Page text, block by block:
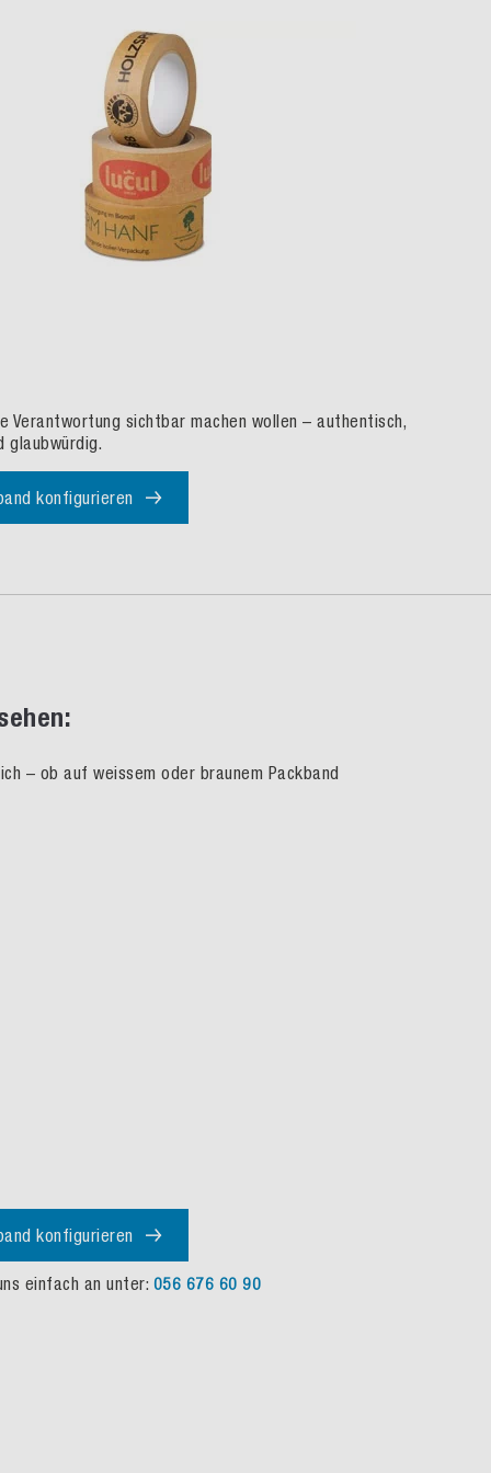
Verantwortung sichtbar machen wollen– authentisch,
glaubwürdig.
konfigurieren
– ob auf weissem oder braunem Packband
konfigurieren
einfach an unter: 056 676 60 90